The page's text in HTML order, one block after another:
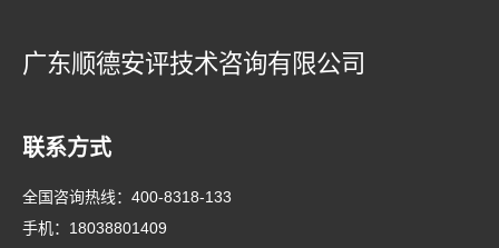
广东顺德安评技术咨询有限公司
联系方式
全国咨询热线： 400-8318-133
手机： 18038801409